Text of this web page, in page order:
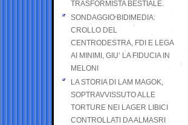
TRASFORMISTA BESTIALE.
SONDAGGIO BIDIMEDIA:
CROLLO DEL
CENTRODESTRA, FDI E LEGA
AI MINIMI, GIU’ LA FIDUCIA IN
MELONI
LA STORIA DI LAM MAGOK,
SOPTRAVVISSUTO ALLE
TORTURE NEI LAGER LIBICI
CONTROLLATI DA ALMASRI